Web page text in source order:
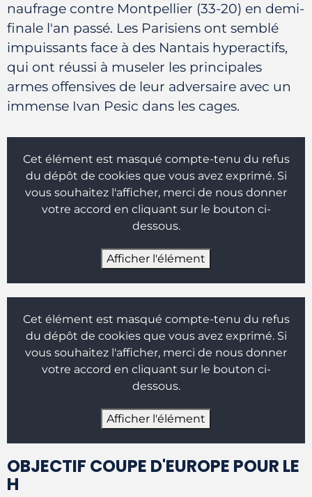
naufrage contre Montpellier (33-20) en demi-
finale l'an passé. Les Parisiens ont semblé
impuissants face à des Nantais hyperactifs,
qui ont réussi à museler les principales
armes offensives de leur adversaire avec un
immense Ivan Pesic dans les cages.
Cet élément est masqué compte-tenu du refus
du dépôt de cookies que vous avez exprimé. Si
vous souhaitez l'afficher, merci de nous donner
votre accord en cliquant sur le bouton ci-
dessous.
Afficher l'élément
Cet élément est masqué compte-tenu du refus
du dépôt de cookies que vous avez exprimé. Si
vous souhaitez l'afficher, merci de nous donner
votre accord en cliquant sur le bouton ci-
dessous.
Afficher l'élément
OBJECTIF COUPE D'EUROPE POUR LE
H